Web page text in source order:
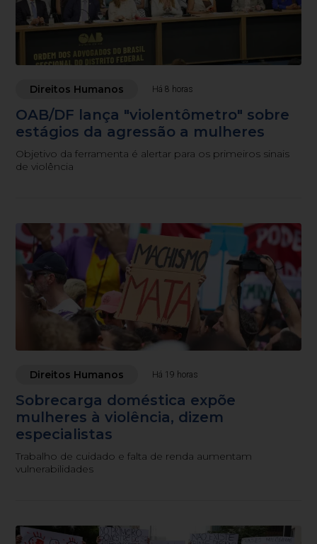
Direitos Humanos Há 8 horas
OAB/DF lança "violentômetro" sobre
estágios da agressão a mulheres
Objetivo da ferramenta é alertar para os primeiros sinais
de violência
Direitos Humanos Há 19 horas
Sobrecarga doméstica expõe
mulheres à violência, dizem
especialistas
Trabalho de cuidado e falta de renda aumentam
vulnerabilidades